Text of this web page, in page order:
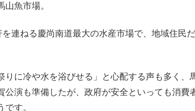
山魚市場。
連ねる慶尚南道最大の水産市場で、地域住民
りに冷や水を浴びせる」と心配する声も多く、
公演も準備したが、政府が安全といっても消費
す。